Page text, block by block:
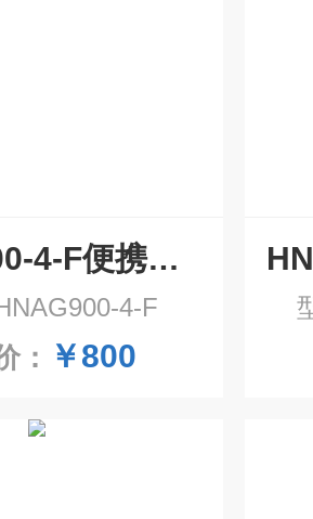
HNAG900-4-F便携扩散式四合一气体检测仪
4-F
： ￥800